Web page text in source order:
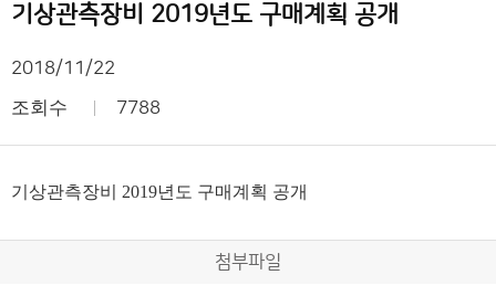
기상관측장비 2019년도 구매계획 공개
2018/11/22
조회수 7788
기상관측장비 2019년도 구매계획 공개
첨부파일